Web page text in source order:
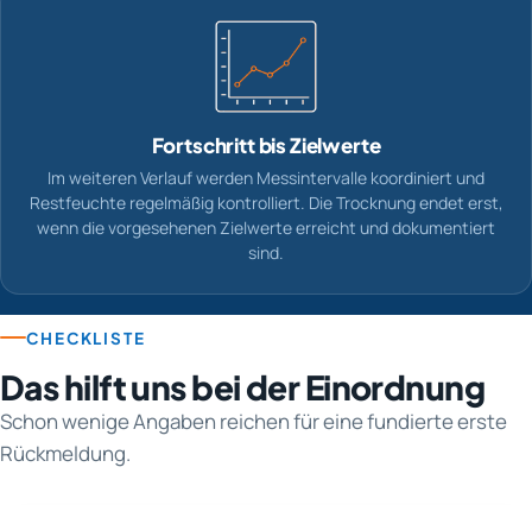
Fortschritt bis Zielwerte
Im weiteren Verlauf werden Messintervalle koordiniert und
Restfeuchte regelmäßig kontrolliert. Die Trocknung endet erst,
wenn die vorgesehenen Zielwerte erreicht und dokumentiert
sind.
CHECKLISTE
Das hilft uns bei der Einordnung
Schon wenige Angaben reichen für eine fundierte erste
Rückmeldung.